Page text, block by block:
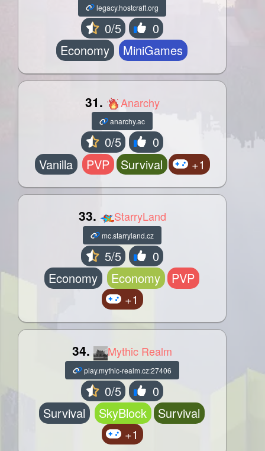
legacy.hostcraft.org
0/5
0
Economy
MiniGames
31. Anarchy
anarchy.ac
0/5
0
Vanilla
PVP Survival +1
33. StarryLand
mc.starryland.cz
5/5
0
Economy
Economy
PVP
+1
34. Mythic Realm
play.mythic-realm.cz:27406
0/5
0
Survival
SkyBlock
Survival
+1